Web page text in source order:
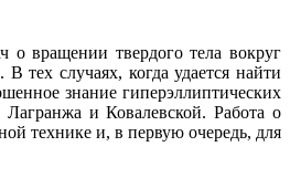
о вращении твердого тела вокруг
тех случаях, когда удается найти
знание гиперэллиптических
Лагранжа и Ковалевской. Работа о
технике и, в первую очередь, для